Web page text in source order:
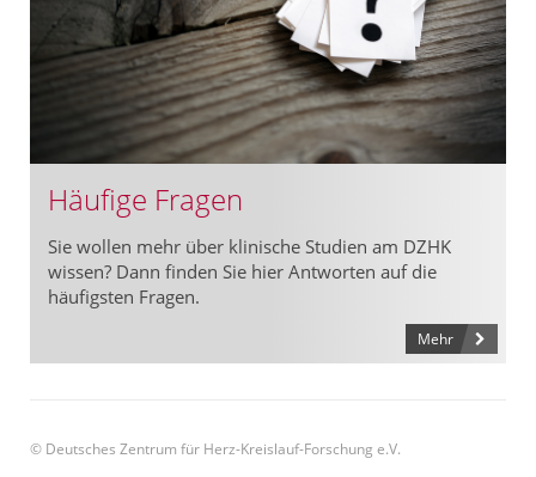
Häufige Fragen
Sie wollen mehr über klinische Studien am DZHK
wissen? Dann finden Sie hier Antworten auf die
häufigsten Fragen.
Mehr
© Deutsches Zentrum für Herz-Kreislauf-Forschung e.V.